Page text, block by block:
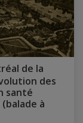
de la
des
santé
à